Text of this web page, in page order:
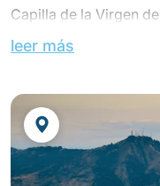
Capilla de la Virgen
exuberante
de estilo barroco.
de nácar y está
Salida hacia Bogotá.
Almuerzo en un
leer más